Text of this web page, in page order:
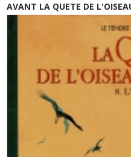
AVANT LA QUETE DE